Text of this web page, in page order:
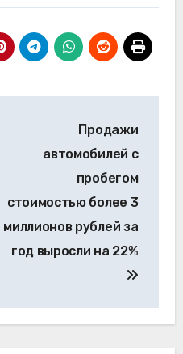
Продажи
автомобилей с
пробегом
стоимостью более 3
миллионов рублей за
год выросли на 22%